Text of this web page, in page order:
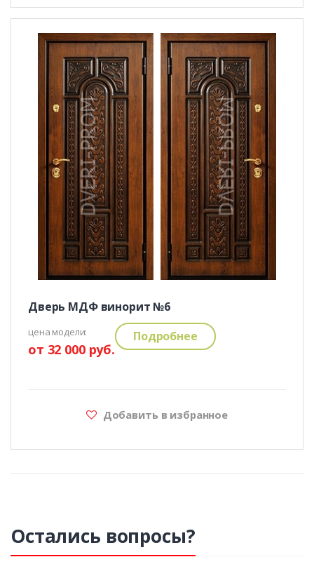
Дверь МДФ винорит №6
цена модели:
от 32 000 руб.
Подробнее
Добавить в избранное
Остались вопросы?